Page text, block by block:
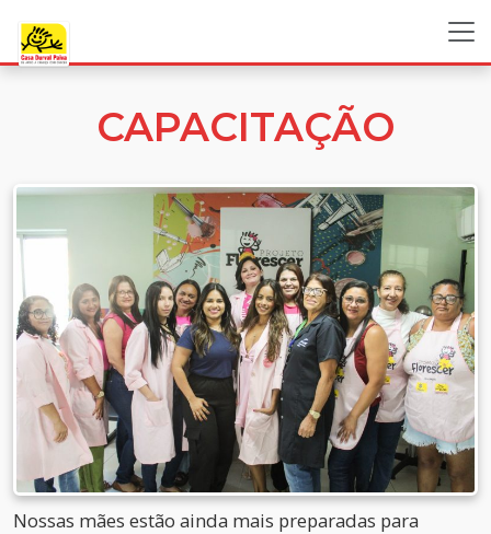
CAPACITAÇÃO
Nossas mães estão ainda mais preparadas para